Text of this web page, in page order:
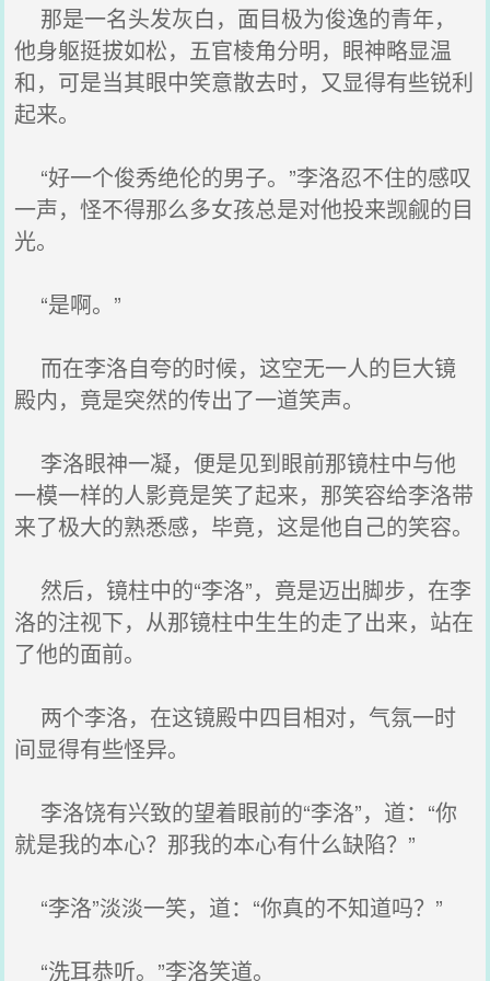
那是一名头发灰白，面目极为俊逸的青年，
他身躯挺拔如松，五官棱角分明，眼神略显温
和，可是当其眼中笑意散去时，又显得有些锐利
起来。
“好一个俊秀绝伦的男子。”李洛忍不住的感叹
一声，怪不得那么多女孩总是对他投来觊觎的目
光。
“是啊。”
而在李洛自夸的时候，这空无一人的巨大镜
殿内，竟是突然的传出了一道笑声。
李洛眼神一凝，便是见到眼前那镜柱中与他
一模一样的人影竟是笑了起来，那笑容给李洛带
来了极大的熟悉感，毕竟，这是他自己的笑容。
然后，镜柱中的“李洛”，竟是迈出脚步，在李
洛的注视下，从那镜柱中生生的走了出来，站在
了他的面前。
两个李洛，在这镜殿中四目相对，气氛一时
间显得有些怪异。
李洛饶有兴致的望着眼前的“李洛”，道：“你
就是我的本心？那我的本心有什么缺陷？”
“李洛”淡淡一笑，道：“你真的不知道吗？”
“洗耳恭听。”李洛笑道。